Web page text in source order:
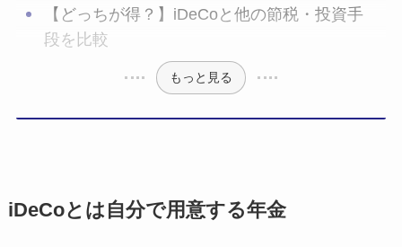
【どっちが得？】iDeCoと他の節税・投資手
段を比較
もっと見る
iDeCoとは自分で用意する年金